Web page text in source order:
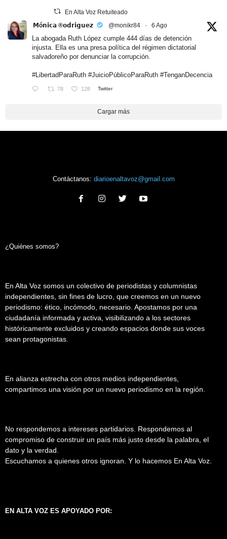
En Alta Voz Retuiteado
𝗠ó𝗻𝗶𝗰𝗮 ®𝗼𝗱𝗿𝗶𝗴𝘂𝗲𝘇
@monikr84 · 6 Ago
La abogada Ruth López cumple 444 días de detención
injusta. Ella es una presa política del régimen dictatorial
salvadoreño por denunciar la corrupción.
#LibertadParaRuth #JuicioPúblicoParaRuth #TenganDecencia
78 128 Twitter
Cargar más
Contáctanos: diarioenaltavoz@gmail.com
¿Quiénes somos?
En Alta Voz somos un colectivo de periodistas y columnistas
independientes, sin fines de lucro, que creemos en un nuevo
periodismo: ético, incómodo, necesario. Apostamos por una
ciudadanía informada y activa, visibilizando a los sectores
históricamente excluidos y creando espacios donde sus voces
sean protagonistas.
En alianza estrecha con otros medios independientes,
compartimos una visión por un nuevo periodismo en la región.
No respondemos a intereses partidarios. Respondemos al
compromiso de construir un país más justo desde la palabra, el
dato y la verdad.
Escuchamos a quienes otros ignoran. Y lo hacemos En Alta Voz.
EN ALTA VOZ ES APOYADO POR: